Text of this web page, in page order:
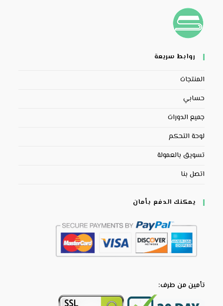
روابط سريعة
المنتجات
حسابي
جميع الدورات
لوحة التحكم
تسويق بالعمولة
اتصل بنا
يمكنك الدفع بأمان
تأمين من طرف: